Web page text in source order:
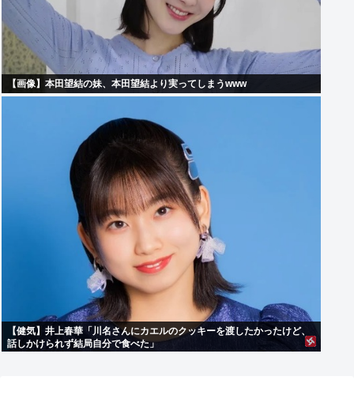
【画像】本田望結の妹、本田望結より実ってしまうwww
【健気】井上春華「川名さんにカエルのクッキーを渡したかったけど、
話しかけられず結局自分で食べた」